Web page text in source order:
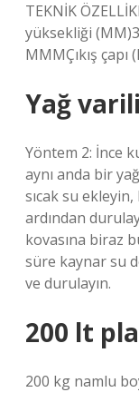
TEKNİK
yüksekliği
MMMÇıkış
Yağ
Yöntem 2: İnce
aynı anda bir
sıcak su
ardından
kovasına biraz
süre kaynar su
ve durulayın.
200 lt
200 kg namlu